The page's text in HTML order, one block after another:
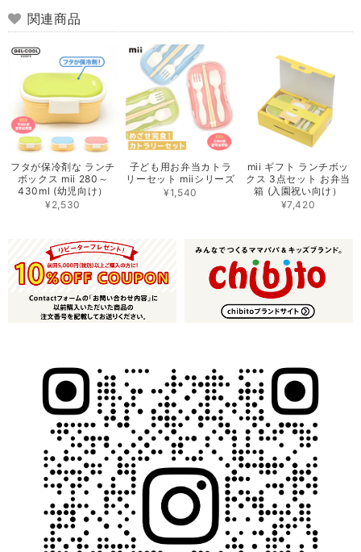
関連商品
フタが保冷剤な ランチ
ボックス mii 280～
430ml (幼児向け）
¥2,530
子ども用お弁当カトラ
リーセット miiシリーズ
¥1,540
mii ギフト ランチボッ
クス 3点セット お弁当
箱 (入園祝い向け）
¥7,420